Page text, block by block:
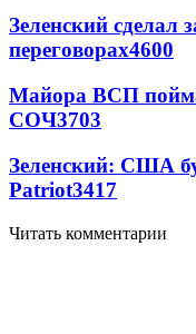
Зеленский сделал
переговорах4600
Майора ВСП
СОЧ3703
Зеленский: США
Patriot3417
Читать комментарии